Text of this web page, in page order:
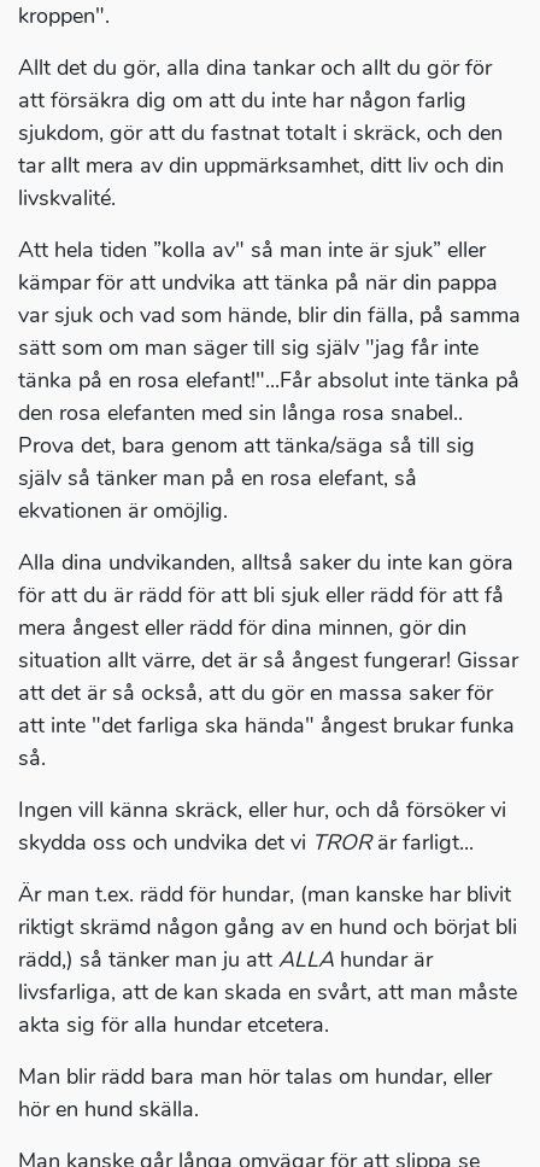
kroppen".
Allt det du gör, alla dina tankar och allt du gör för
att försäkra dig om att du inte har någon farlig
sjukdom, gör att du fastnat totalt i skräck, och den
tar allt mera av din uppmärksamhet, ditt liv och din
livskvalité.
Att hela tiden ”kolla av" så man inte är sjuk” eller
kämpar för att undvika att tänka på när din pappa
var sjuk och vad som hände, blir din fälla, på samma
sätt som om man säger till sig själv "jag får inte
tänka på en rosa elefant!"...Får absolut inte tänka på
den rosa elefanten med sin långa rosa snabel..
Prova det, bara genom att tänka/säga så till sig
själv så tänker man på en rosa elefant, så
ekvationen är omöjlig.
Alla dina undvikanden, alltså saker du inte kan göra
för att du är rädd för att bli sjuk eller rädd för att få
mera ångest eller rädd för dina minnen, gör din
situation allt värre, det är så ångest fungerar! Gissar
att det är så också, att du gör en massa saker för
att inte "det farliga ska hända" ångest brukar funka
så.
Ingen vill känna skräck, eller hur, och då försöker vi
skydda oss och undvika det vi TRORär farligt...
Är man t.ex. rädd för hundar, (man kanske har blivit
riktigt skrämd någon gång av en hund och börjat bli
rädd,) så tänker man ju att ALLA hundar är
livsfarliga, att de kan skada en svårt, att man måste
akta sig för alla hundar etcetera.
Man blir rädd bara man hör talas om hundar, eller
hör en hund skälla.
Man kanske går långa omvägar för att slippa se